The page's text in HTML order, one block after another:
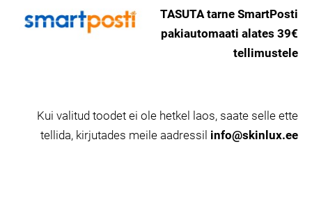
TASUTA tarne SmartPosti
pakiautomaati alates 39€
tellimustele
Kui valitud toodet ei ole hetkel laos, saate selle ette
tellida, kirjutades meile aadressil info@skinlux.ee